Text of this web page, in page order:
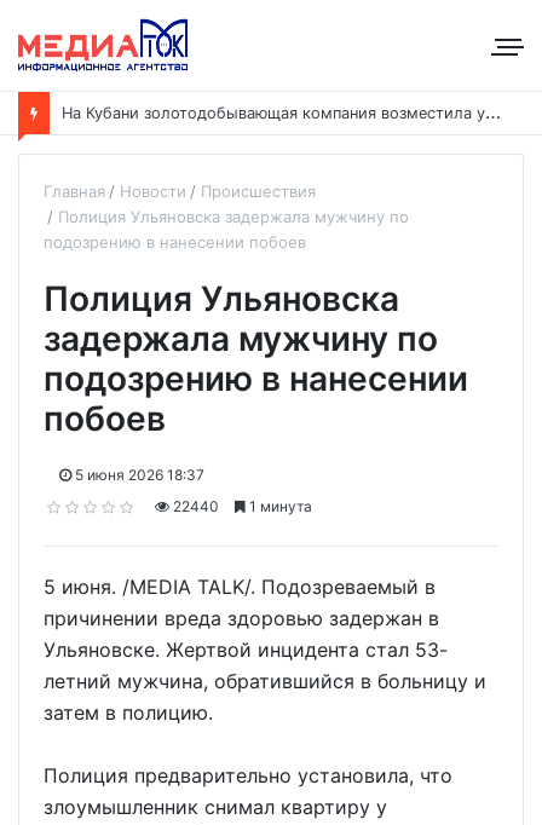
Н
а Кубани золотодобывающая компания возместила ущерб рекам на сумму почти 28 млн рублей
Главная Новости
Происшествия
Полиция Ульяновска задержала мужчину по
подозрению в нанесении побоев
Полиция Ульяновска
задержала мужчину по
подозрению в нанесении
побоев
5 июня 2026 18:37
22440
1 минута
5 июня. /MEDIA TALK/. Подозреваемый в
причинении вреда здоровью задержан в
Ульяновске. Жертвой инцидента стал 53-
летний мужчина, обратившийся в больницу и
затем в полицию.
Полиция предварительно установила, что
злоумышленник снимал квартиру у